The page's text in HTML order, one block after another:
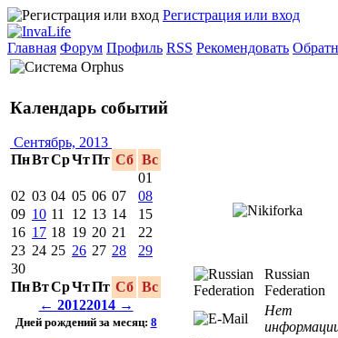
Регистрация или вход
Главная Форум Профиль RSS Рекомендовать
Календарь событий
Сентябрь, 2013
ПнВтСрЧтПт Сб Вс
01
02 03 04 05 06 07
08
09 10 11 12 13 14
15
16 17 18 19 20 21
22
23 24 25 26 27 28
29
30
Дней рождений за месяц: 8
ПнВтСрЧтПт Сб Вс
← 20122014 →
Russian
Federation
Нет